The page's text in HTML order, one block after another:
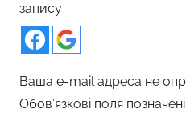
запису
Ваша e-mail адреса не
Обов’язкові поля позначені